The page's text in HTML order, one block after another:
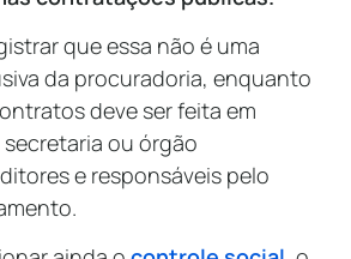
que essa não é uma
da procuradoria, enquanto
deve ser feita em
ou órgão
e responsáveis pelo